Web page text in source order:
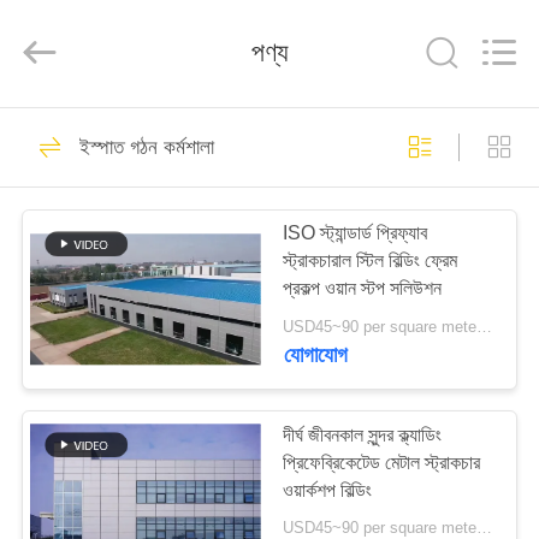
পণ্য
ভিডিও
ভিআর
শো
আমাদের
সম্পর্কে
Reserved.
ইস্পাত গঠন নির্মাণ
151
ইস্পাত গঠন কর্মশালা
174
পণ্য
ইস্পাত গঠন কর্মশালা
ISO স্ট্যান্ডার্ড প্রিফ্যাব
স্ট্রাকচারাল স্টিল বিল্ডিং ফ্রেম
প্রকল্প ওয়ান স্টপ সলিউশন
USD45~90 per square meter MOQ:1000 বর্গ মিটার
যোগাযোগ
দীর্ঘ জীবনকাল সুন্দর ক্ল্যাডিং
প্রিফেব্রিকেটেড মেটাল স্ট্রাকচার
ওয়ার্কশপ বিল্ডিং
USD45~90 per square meter MOQ:1000 বর্গ মিটার